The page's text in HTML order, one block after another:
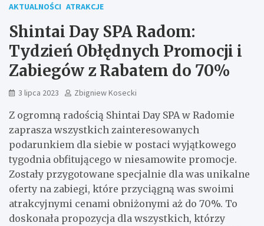
AKTUALNOŚCI ATRAKCJE
Shintai Day SPA Radom:
Tydzień Obłędnych Promocji i
Zabiegów z Rabatem do 70%
3 lipca 2023 Zbigniew Kosecki
Z ogromną radością Shintai Day SPA w Radomie
zaprasza wszystkich zainteresowanych
podarunkiem dla siebie w postaci wyjątkowego
tygodnia obfitującego w niesamowite promocje.
Zostały przygotowane specjalnie dla was unikalne
oferty na zabiegi, które przyciągną was swoimi
atrakcyjnymi cenami obniżonymi aż do 70%. To
doskonała propozycja dla wszystkich, którzy